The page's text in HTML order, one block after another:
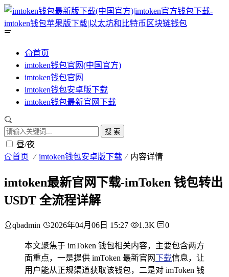
首页
imtoken钱包官网(中国官方)
imtoken钱包官网
imtoken钱包安卓版下载
imtoken钱包最新官网下载
搜 索
昼/夜
首页 imtoken钱包安卓版下载 内容详情
imtoken最新官网下载-imToken 钱包转出
USDT 全流程详解
qbadmin 2026年04月06日 15:27 1.3K 0
本文聚焦于 imToken 钱包相关内容，主要包含两方
面重点，一是提供 imToken 最新官网下载信息，让
用户能从正规渠道获取该钱包，二是对 imToken 钱